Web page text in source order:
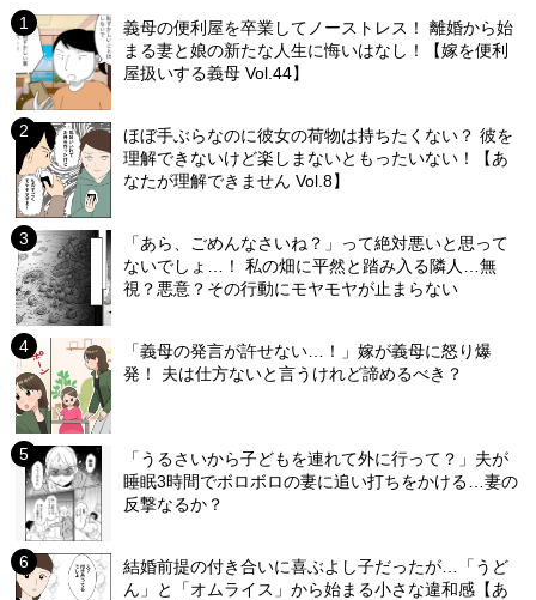
義母の便利屋を卒業してノーストレス！ 離婚から始
まる妻と娘の新たな人生に悔いはなし！【嫁を便利
屋扱いする義母 Vol.44】
ほぼ手ぶらなのに彼女の荷物は持ちたくない？ 彼を
理解できないけど楽しまないともったいない！【あ
なたが理解できません Vol.8】
「あら、ごめんなさいね？」って絶対悪いと思って
ないでしょ…！ 私の畑に平然と踏み入る隣人…無
視？悪意？その行動にモヤモヤが止まらない
「義母の発言が許せない…！」嫁が義母に怒り爆
発！ 夫は仕方ないと言うけれど諦めるべき？
「うるさいから子どもを連れて外に行って？」夫が
睡眠3時間でボロボロの妻に追い打ちをかける…妻の
反撃なるか？
結婚前提の付き合いに喜ぶよし子だったが…「うど
ん」と「オムライス」から始まる小さな違和感【あ